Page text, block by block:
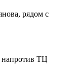
рядом с
напротив ТЦ